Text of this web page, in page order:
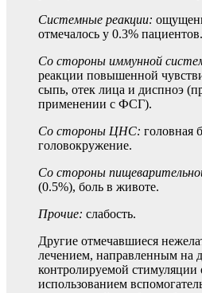
Системные реакции:
отмечалось у 0.3% пациентов.
Со стороны иммунной
реакции повышенной
сыпь, отек лица и диспноэ
применении с ФСГ).
Со стороны ЦНС: головная
головокружение.
Со стороны
(0.5%), боль в животе.
Прочие: слабость.
Другие отмечавшиеся
лечением, направленным на
контролируемой стимуляции
использованием